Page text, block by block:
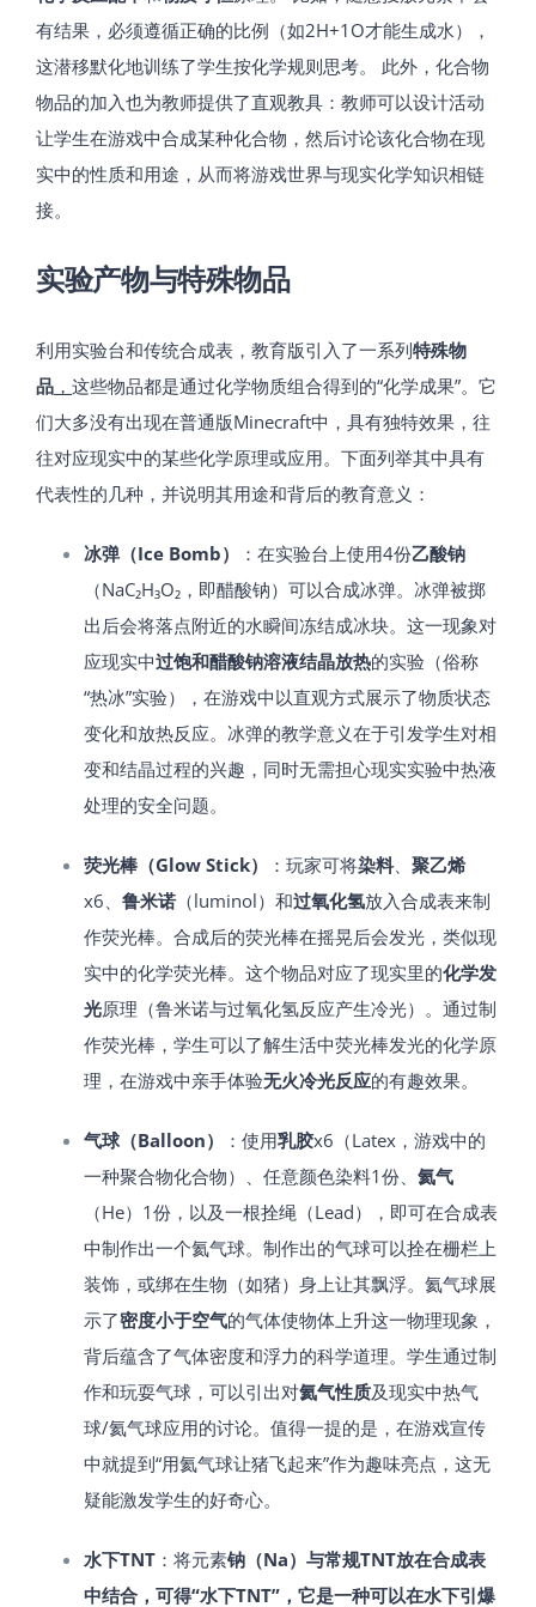
有结果，必须遵循正确的比例（如2H+1O才能生成水），
这潜移默化地训练了学生按化学规则思考。 此外，化合物
物品的加入也为教师提供了直观教具：教师可以设计活动
让学生在游戏中合成某种化合物，然后讨论该化合物在现
实中的性质和用途，从而将游戏世界与现实化学知识相链
接。
实验产物与特殊物品
利用实验台和传统合成表，教育版引入了一系列特殊物
品， 这些物品都是通过化学物质组合得到的“化学成果”。它
们大多没有出现在普通版Minecraft中，具有独特效果，往
往对应现实中的某些化学原理或应用。下面列举其中具有
代表性的几种，并说明其用途和背后的教育意义：
冰弹（Ice Bomb） ：在实验台上使用4份乙酸钠
（NaC₂H₃O₂，即醋酸钠）可以合成冰弹​。冰弹被掷
出后会将落点附近的水瞬间冻结成冰块​。这一现象对
应现实中过饱和醋酸钠溶液结晶放热的实验（俗称
“热冰”实验），在游戏中以直观方式展示了物质状态
变化和放热反应。冰弹的教学意义在于引发学生对相
变和结晶过程的兴趣，同时无需担心现实实验中热液
处理的安全问题。
荧光棒（Glow Stick） ：玩家可将染料、 聚乙烯
x6、 鲁米诺（luminol）和过氧化氢放入合成表来制
作荧光棒​。合成后的荧光棒在摇晃后会发光，类似现
实中的化学荧光棒​。这个物品对应了现实里的化学发
光原理（鲁米诺与过氧化氢反应产生冷光）。通过制
作荧光棒，学生可以了解生活中荧光棒发光的化学原
理，在游戏中亲手体验无火冷光反应的有趣效果。
气球（Balloon） ：使用乳胶x6（Latex，游戏中的
一种聚合物化合物）、任意颜色染料1份、 氦气
（He）1份，以及一根拴绳（Lead），即可在合成表
中制作出一个氦气球​。制作出的气球可以拴在栅栏上
装饰，或绑在生物（如猪）身上让其飘浮​。氦气球展
示了密度小于空气的气体使物体上升这一物理现象，
背后蕴含了气体密度和浮力的科学道理。学生通过制
作和玩耍气球，可以引出对氦气性质及现实中热气
球/氦气球应用的讨论。值得一提的是，在游戏宣传
中就提到“用氦气球让猪飞起来”作为趣味亮点，这无
疑能激发学生的好奇心。
水下TNT：将元素钠（Na）与常规TNT放在合成表
中结合，可得“水下TNT”，它是一种可以在水下引爆